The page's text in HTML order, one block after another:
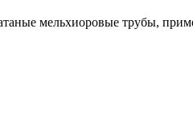
мельхиоровые трубы,